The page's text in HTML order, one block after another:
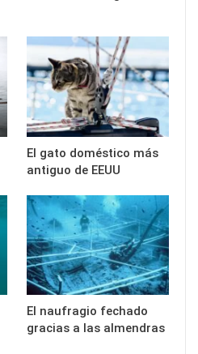
El gato doméstico más
antiguo de EEUU
El naufragio fechado
gracias a las almendras